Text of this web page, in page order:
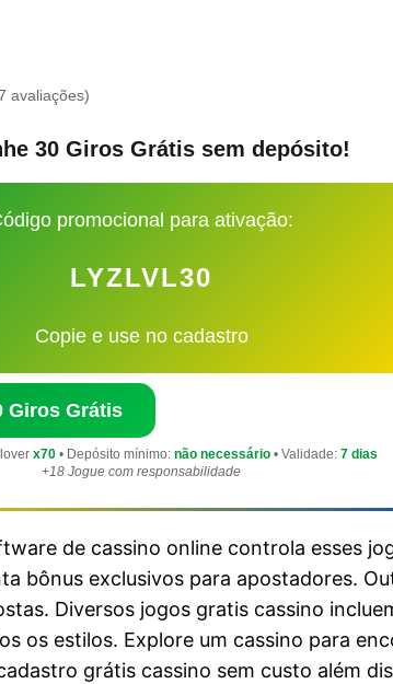
avaliações)
30 Giros Grátis sem depósito!
promocional para ativação:
LYZLVL30
Copie e use no cadastro
Giros Grátis
x70 • Depósito mínimo: não necessário • Validade: 7 dias
+18 Jogue com responsabilidade
de cassino online controla esses
bônus exclusivos para apostadores.
Diversos jogos gratis cassino
os estilos. Explore um cassino para
grátis cassino sem custo além